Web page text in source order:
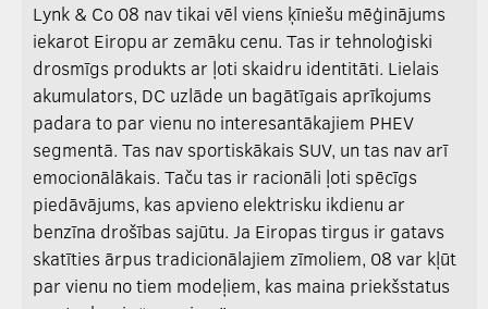
Lynk & Co 08 nav tikai vēl viens ķīniešu mēģinājums
iekarot Eiropu ar zemāku cenu. Tas ir tehnoloģiski
drosmīgs produkts ar ļoti skaidru identitāti. Lielais
akumulators, DC uzlāde un bagātīgais aprīkojums
padara to par vienu no interesantākajiem PHEV
segmentā. Tas nav sportiskākais SUV, un tas nav arī
emocionālākais. Taču tas ir racionāli ļoti spēcīgs
piedāvājums, kas apvieno elektrisku ikdienu ar
benzīna drošības sajūtu. Ja Eiropas tirgus ir gatavs
skatīties ārpus tradicionālajiem zīmoliem, 08 var kļūt
par vienu no tiem modeļiem, kas maina priekšstatus